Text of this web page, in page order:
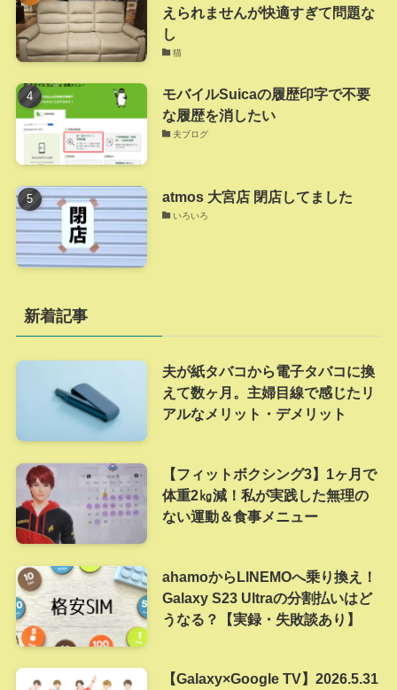
えられませんが快適すぎて問題な
し
猫
モバイルSuicaの履歴印字で不要
な履歴を消したい
夫ブログ
atmos 大宮店 閉店してました
いろいろ
新着記事
夫が紙タバコから電子タバコに換
えて数ヶ月。主婦目線で感じたリ
アルなメリット・デメリット
【フィットボクシング3】1ヶ月で
体重2㎏減！私が実践した無理の
ない運動＆食事メニュー
ahamoからLINEMOへ乗り換え！
Galaxy S23 Ultraの分割払いはど
うなる？【実録・失敗談あり】
【Galaxy×Google TV】2026.5.31